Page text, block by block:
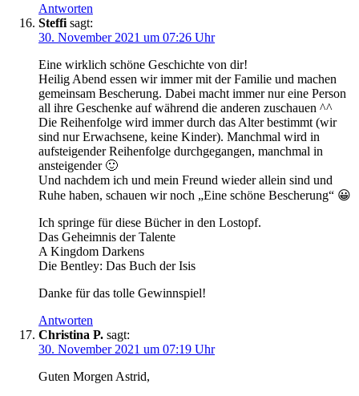
Antworten
Steffi sagt:
30. November 2021 um 07:26 Uhr
Eine wirklich schöne Geschichte von dir!
Heilig Abend essen wir immer mit der Familie und machen
gemeinsam Bescherung. Dabei macht immer nur eine Person
all ihre Geschenke auf während die anderen zuschauen ^^
Die Reihenfolge wird immer durch das Alter bestimmt (wir
sind nur Erwachsene, keine Kinder). Manchmal wird in
aufsteigender Reihenfolge durchgegangen, manchmal in
ansteigender 🙂
Und nachdem ich und mein Freund wieder allein sind und
Ruhe haben, schauen wir noch „Eine schöne Bescherung“ 😀
Ich springe für diese Bücher in den Lostopf.
Das Geheimnis der Talente
A Kingdom Darkens
Die Bentley: Das Buch der Isis
Danke für das tolle Gewinnspiel!
Antworten
Christina P. sagt:
30. November 2021 um 07:19 Uhr
Guten Morgen Astrid,